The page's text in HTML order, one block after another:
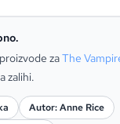
zaThe
zalihi.
Autor: Anne Rice